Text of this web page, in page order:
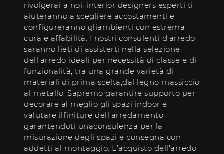
rivolgerai a noi, interior designers esperti ti
aiuteranno a scegliere accostamenti e
configureranno gliambienti con estrema
cura e affabilità. I nostri consulenti d'arredo
saranno lieti di assisterti nella selezione
dell'arredo ideali per necessità di classe e di
funzionalità, tra una grande varietà di
materiali di prima scelta,dal legno massiccio
al metallo. Sapremo garantire supporto per
decorare al meglio gli spazi indoor e
valutare ilfiniture dell'arredamento,
garantendoti unaconsulenza per la
misurazione degli spazi e consegna con
addetti al montaggio. L'acquisto dell'arredo